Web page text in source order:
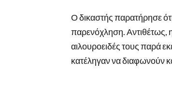
Ο δικαστής παρατήρησε
παρενόχληση. Αντιθέτως,
αιλουροειδές τους παρά
κατέληγαν να διαφωνούν